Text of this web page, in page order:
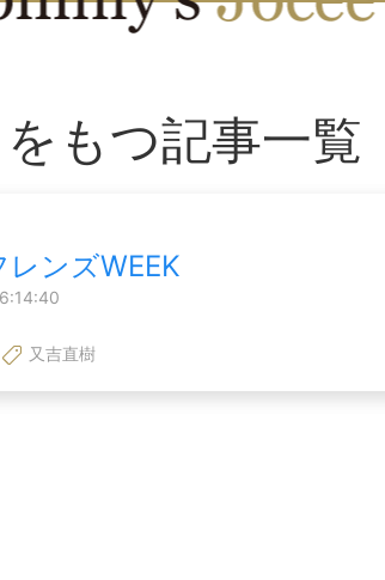
をもつ記事一覧
ンズWEEK
又吉直樹